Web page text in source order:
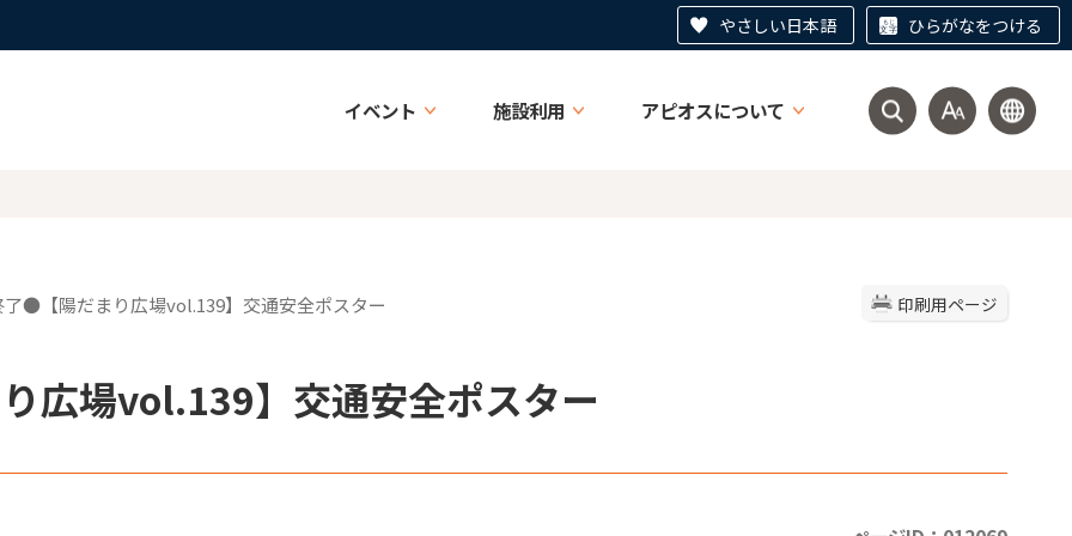
やさしい日本語 ひらがなをつける
イベント 施設利用 アピオスについて
印刷用ページ
●【陽だまり広場vol.139】交通安全ポスター
広場vol.139】交通安全ポスター